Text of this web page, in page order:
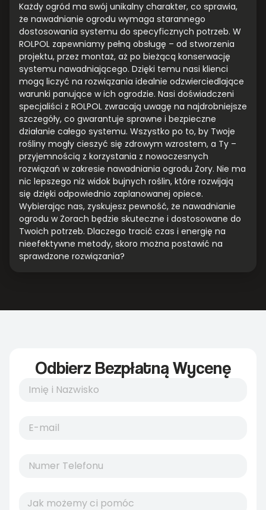
Każdy ogród ma swój unikalny charakter, co sprawia,
że nawadnianie ogrodu wymaga starannego
dostosowania systemu do specyficznych potrzeb. W
ROLPOL zapewniamy pełną obsługę – od stworzenia
projektu, przez montaż, aż po bieżącą konserwację
systemu nawadniającego. Dzięki temu nasi klienci
mogą liczyć na rozwiązania idealnie odzwierciedlające
warunki panujące w ich ogrodzie. Nasi doświadczeni
specjaliści z ROLPOL zwracają uwagę na najdrobniejsze
szczegóły, co gwarantuje sprawne i bezpieczne
działanie całego systemu. Wszystko po to, by Twoje
rośliny mogły cieszyć się zdrowym wzrostem, a Ty –
przyjemnością z korzystania z nowoczesnych
rozwiązań w zakresie nawadniania ogrodu Żory. Nie ma
nic lepszego niż widok bujnych roślin, które rozwijają
się dzięki odpowiednio zaplanowanej opiece.
Wybierając nas, zyskujesz pewność, że nawadnianie
ogrodu w Żorach będzie skuteczne i dostosowane do
Twoich potrzeb. Dlaczego tracić czas i energię na
nieefektywne metody, skoro można postawić na
sprawdzone rozwiązania?
Odbierz Bezpłatną Wycenę